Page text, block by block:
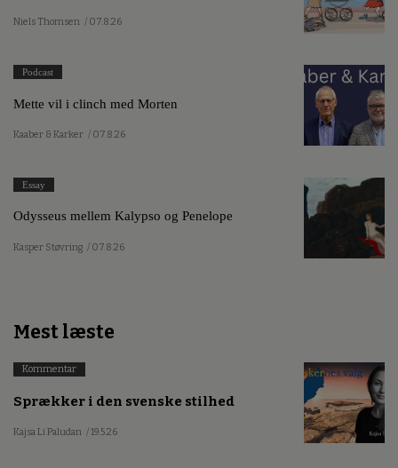
Niels Thomsen / 07.8.26
Podcast
Mette vil i clinch med Morten
Kaaber & Karker / 07.8.26
Essay
Odysseus mellem Kalypso og Penelope
Kasper Støvring / 07.8.26
Mest læste
Kommentar
Sprækker i den svenske stilhed
Kajsa Li Paludan / 19.5.26